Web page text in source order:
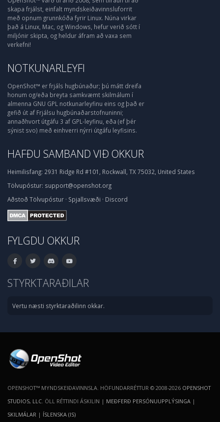
skapa frjálst, einfalt myndskeiðavinnsluforrit
með opnum grunnkóða fyrir Linux. Núna virkar
það á Linux, Mac, og Windows, hefur verið sótt í
miljónir skipta, og heldur áfram að vaxa sem
verkefni!
NOTKUNARLEYFI
OpenShot™ er frjáls hugbúnaður; þú mátt dreifa
honum og/eða breyta samkvæmt skilmálum í
almenna GNU GPL notkunarleyfinu eins og það er
gefið út af Frjálsu hugbúnaðarstofnuninni;
annaðhvort útgáfu 3 af GPL-leyfinu, eða (ef þér
sýnist svo) með einhverri nýrri útgáfu leyfisins.
HAFÐU SAMBAND VIÐ OKKUR
Heimilisfang: 2931 Ridge Rd #101, Rockwall, TX 75032, United States
Tölvupóstur: support@openshot.org
Aðstoð Tölvupóstur · Spjallsvæði · Discord
FYLGDU OKKUR
STYRKTARAÐILAR
Vertu næsti styrktaraðilinn okkar.
OPENSHOT™ MYNDSKEIÐAVINNSLA. HÖFUNDARRÉTTUR © 2008-2026 OPENSHOT
STUDIOS, LLC . ÖLL RÉTTINDI ÁSKILIN | MEÐFERÐ PERSÓNUUPPLÝSINGA |
SKILMÁLAR | ÍSLENSKA (IS)